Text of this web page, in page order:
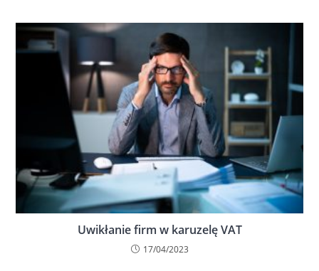
Uwikłanie firm w karuzelę VAT
17/04/2023